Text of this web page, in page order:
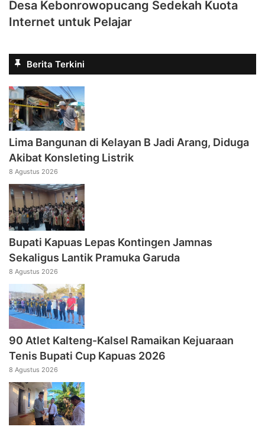
Desa Kebonrowopucang Sedekah Kuota
Internet untuk Pelajar
Berita Terkini
Lima Bangunan di Kelayan B Jadi Arang, Diduga
Akibat Konsleting Listrik
8 Agustus 2026
Bupati Kapuas Lepas Kontingen Jamnas
Sekaligus Lantik Pramuka Garuda
8 Agustus 2026
90 Atlet Kalteng-Kalsel Ramaikan Kejuaraan
Tenis Bupati Cup Kapuas 2026
8 Agustus 2026